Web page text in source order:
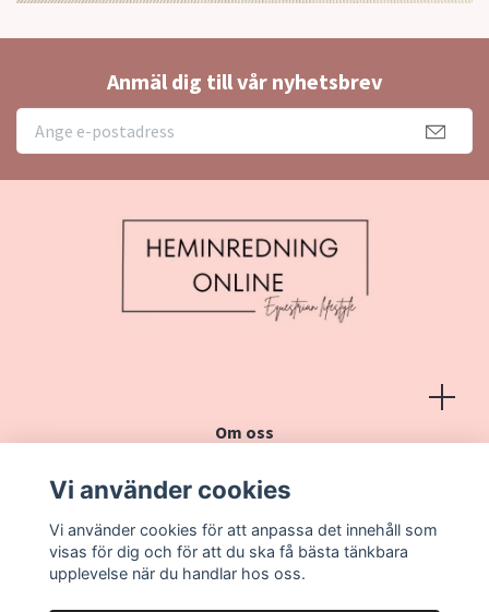
Anmäl dig till vår nyhetsbrev
Om oss
Kontakt
Vanliga frågor
Vi använder cookies
Vi använder cookies för att anpassa det innehåll som
visas för dig och för att du ska få bästa tänkbara
upplevelse när du handlar hos oss.